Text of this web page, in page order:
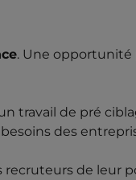
. Une
travail de pré
des
recruteurs de leur